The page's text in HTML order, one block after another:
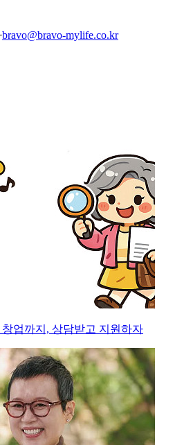
bravo@bravo-mylife.co.kr
업까지, 상담받고 지원하자